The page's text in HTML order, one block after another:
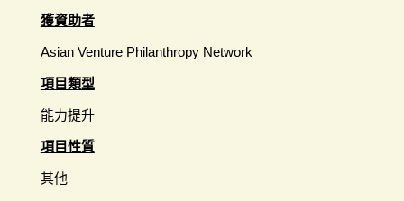
獲資助者
Asian Venture Philanthropy Network
項目類型
能力提升
項目性質
其他